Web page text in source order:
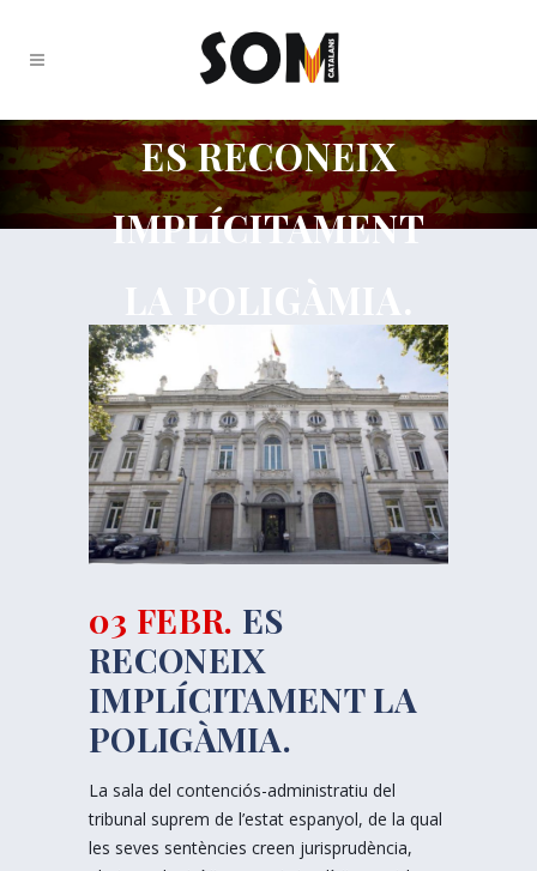
ES RECONEIX
IMPLÍCITAMENT
03 FEBR. ES
RECONEIX
IMPLÍCITAMENT LA
POLIGÀMIA.
La sala del contenciós-administratiu del
tribunal suprem de l’estat espanyol, de la qual
les seves sentències creen jurisprudència,